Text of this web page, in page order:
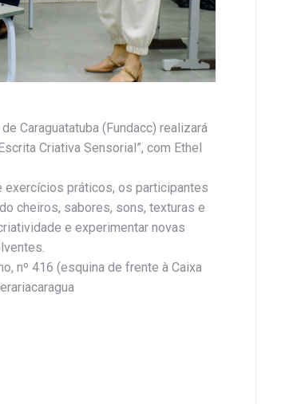
Caraguatatuba (Fundacc) realizará
Criativa Sensorial”, com Ethel
exercícios práticos, os participantes
cheiros, sabores, sons, texturas e
e experimentar novas
nº 416 (esquina de frente à Caixa